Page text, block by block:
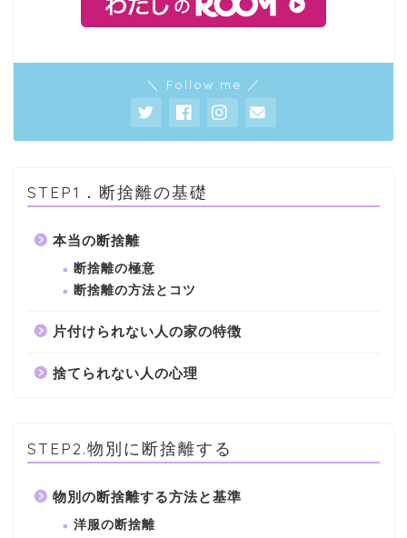
＼ Follow me ／
STEP1．断捨離の基礎
本当の断捨離
断捨離の極意
断捨離の方法とコツ
片付けられない人の家の特徴
捨てられない人の心理
STEP2.物別に断捨離する
物別の断捨離する方法と基準
洋服の断捨離